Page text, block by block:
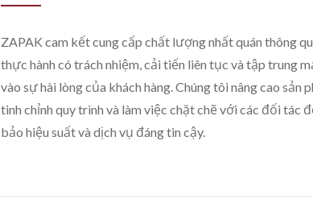
ZAPAK cam kết cung cấp chất lượng nhất quán thông
thực hành có trách nhiệm, cải tiến liên tục và tập trung
vào sự hài lòng của khách hàng. Chúng tôi nâng cao sản
tinh chỉnh quy trình và làm việc chặt chẽ với các đối tác
bảo hiệu suất và dịch vụ đáng tin cậy.